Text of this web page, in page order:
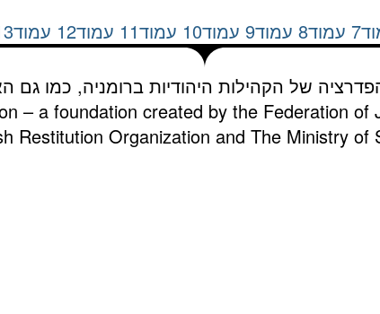
7 עמוד8 עמוד9 עמוד10 עמוד11 עמוד12 עמוד
של הקהילות היהודיות ברומניה, כמו גם
– a foundation created by the Federation
Restitution Organization and The Ministry of